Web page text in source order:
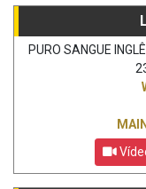
PURO SANGUE